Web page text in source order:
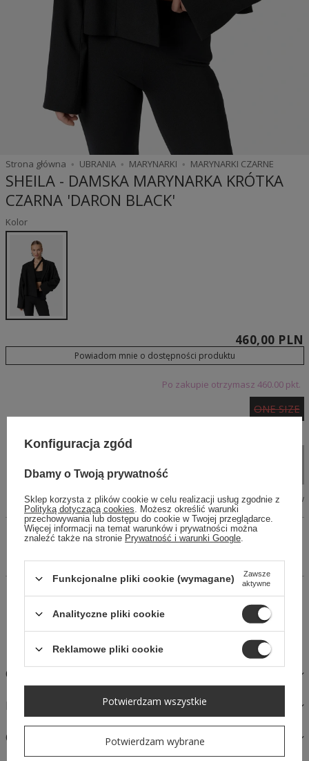
Strona główna UBRANIA MARYNARKI MARYNARKI CZARNE
SHEILA - DAMSKA MARYNARKA KRÓTKA
CZARNA 'DARON BLACK'
Kolor
Po zakupie otrzymasz 460.00 pkt.
460,00 PLN
Tabela wymiarów
ONE SIZE
Dodaj do koszyka
Powiadom mnie o dostępności produktu
Wyjątkowa marynarka wykonana z przyjemnej tkaniny. Długi
rękaw, klasyczny kołnierz. Ozdobna imitacja kieszeni na
piersi.
14 dni na łatwy zwrot
Kup Teraz, zapłać za 30 dni
Bezpieczne zakupy
OPIS
MATERIAŁY I PIELĘGNACJA
OPINIE
Konfiguracja zgód
Dbamy o Twoją prywatność
Sklep korzysta z plików cookie w celu realizacji usług zgodnie z
Polityką dotyczącą cookies . Możesz określić warunki
przechowywania lub dostępu do cookie w Twojej przeglądarce.
Więcej informacji na temat warunków i prywatności można
znaleźć także na stronie Prywatność i warunki Google
Funkcjonalne pliki cookie (wymagane)
Zawsze
aktywne
Analityczne pliki cookie
Reklamowe pliki cookie
Potwierdzam wybrane
Potwierdzam wszystkie